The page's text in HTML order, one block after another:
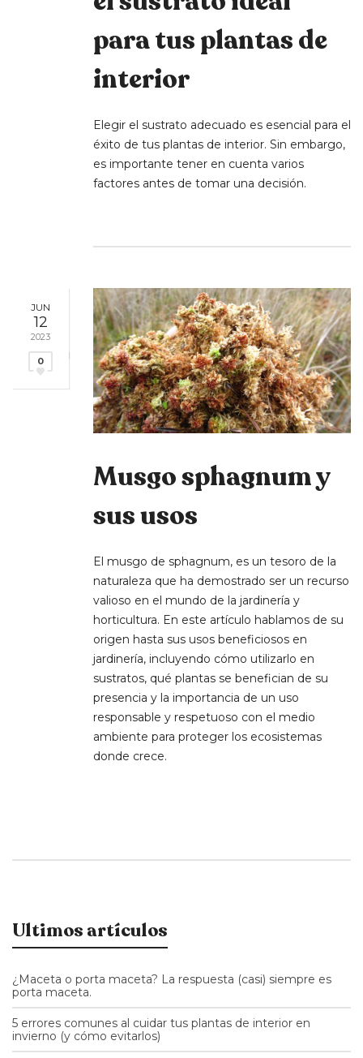
para tus plantas de
interior
Elegir el sustrato adecuado es esencial para el
éxito de tus plantas de interior. Sin embargo,
es importante tener en cuenta varios
factores antes de tomar una decisión.
JUN
12
2023
0
Musgo sphagnum y
sus usos
El musgo de sphagnum, es un tesoro de la
naturaleza que ha demostrado ser un recurso
valioso en el mundo de la jardinería y
horticultura. En este artículo hablamos de su
origen hasta sus usos beneficiosos en
jardinería, incluyendo cómo utilizarlo en
sustratos, qué plantas se benefician de su
presencia y la importancia de un uso
responsable y respetuoso con el medio
ambiente para proteger los ecosistemas
donde crece.
Ultimos artículos
¿Maceta o porta maceta? La respuesta (casi) siempre es
porta maceta.
5 errores comunes al cuidar tus plantas de interior en
invierno (y cómo evitarlos)